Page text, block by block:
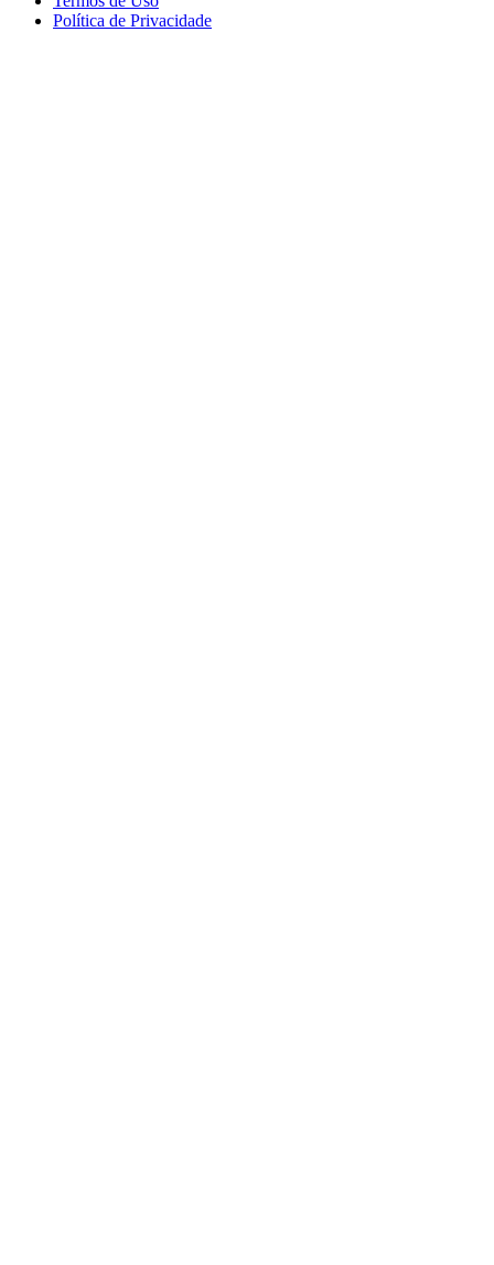
Política de Privacidade